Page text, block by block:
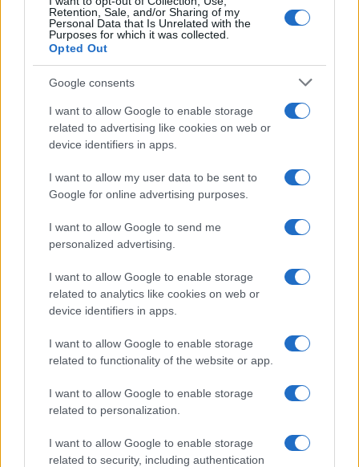
Retention, Sale, and/or Sharing of my
Personal Data that Is Unrelated with the
Purposes for which it was collected.
Opted Out
Google consents
I want to allow Google to enable storage
related to advertising like cookies on web or
device identifiers in apps.
I want to allow my user data to be sent to
Google for online advertising purposes.
I want to allow Google to send me
personalized advertising.
I want to allow Google to enable storage
related to analytics like cookies on web or
device identifiers in apps.
I want to allow Google to enable storage
related to functionality of the website or app.
I want to allow Google to enable storage
related to personalization.
I want to allow Google to enable storage
related to security, including authentication
Guida ai sport paralimpici invernali: discipline, classi e
attrezzature
PIÙ LETTI
spiegati
Guida allo sci alpino paralimpico: standing, sitting e
Para ice hockey: guida completa a slitte, bastoni e
powerplay
Guida alle classi paralimpiche e agli attrezzi per sci,
snowboard e ghiaccio
Guida ai sport paralimpici invernali: discipline, classi e
attrezzature